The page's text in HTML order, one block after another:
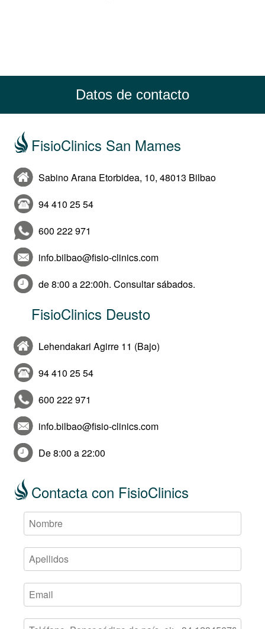
Datos de contacto
FisioClinics San Mames
Sabino Arana Etorbidea, 10, 48013 Bilbao
94 410 25 54
600 222 971
info.bilbao@fisio-clinics.com
de 8:00 a 22:00h. Consultar sábados.
FisioClinics Deusto
Lehendakari Agirre 11 (Bajo)
94 410 25 54
600 222 971
info.bilbao@fisio-clinics.com
De 8:00 a 22:00
Contacta con FisioClinics